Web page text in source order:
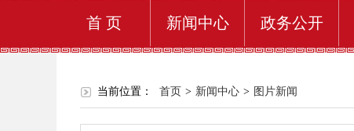
首 页 新闻中心 政务公开
当前位置： 首页 > 新闻中心 > 图片新闻